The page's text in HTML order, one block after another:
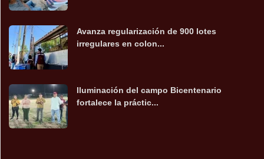
Avanza regularización de 900 lotes
irregulares en colon...
Iluminación del campo Bicentenario
fortalece la práctic...